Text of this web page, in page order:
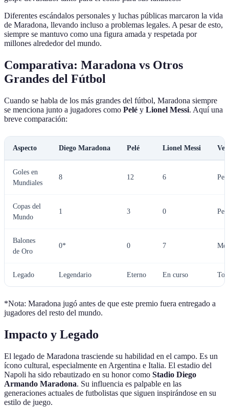
Diferentes escándalos personales y luchas públicas marcaron la vida
de Maradona, llevando incluso a problemas legales. A pesar de esto,
siempre se mantuvo como una figura amada y respetada por
millones alrededor del mundo.
Comparativa: Maradona vs Otros
Grandes del Fútbol
Cuando se habla de los más grandes del fútbol, Maradona siempre
se menciona junto a jugadores como Pelé y Lionel Messi. Aquí una
breve comparación:
Aspecto Diego Maradona Pelé Lionel Messi
Goles en
Mundiales
8 12 6 Pelé
Copas del
Mundo
1 3 0 Pelé
Balones
de Oro
0* 0 7
Legado Legendario Eterno En curso
*Nota: Maradona jugó antes de que este premio fuera entregado a
jugadores del resto del mundo.
Impacto y Legado
El legado de Maradona trasciende su habilidad en el campo. Es un
ícono cultural, especialmente en Argentina e Italia. El estadio del
Napoli ha sido rebautizado en su honor como Stadio Diego
Armando Maradona. Su influencia es palpable en las
generaciones actuales de futbolistas que siguen inspirándose en su
estilo de juego.